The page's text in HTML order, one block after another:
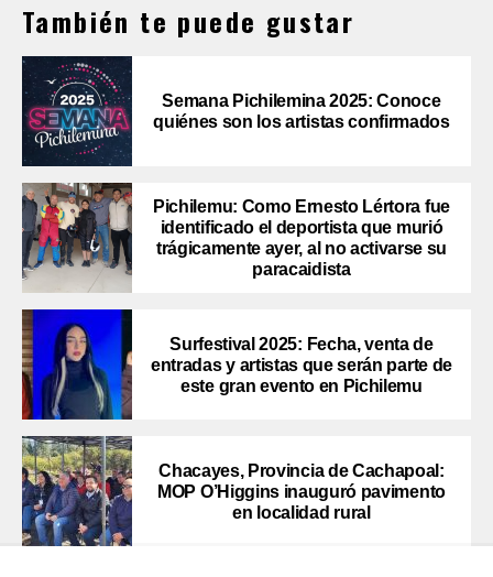
También te puede gustar
Semana Pichilemina 2025: Conoce
quiénes son los artistas confirmados
Pichilemu: Como Ernesto Lértora fue
identificado el deportista que murió
trágicamente ayer, al no activarse su
paracaidista
Surfestival 2025: Fecha, venta de
entradas y artistas que serán parte de
este gran evento en Pichilemu
Chacayes, Provincia de Cachapoal:
MOP O’Higgins inauguró pavimento
en localidad rural